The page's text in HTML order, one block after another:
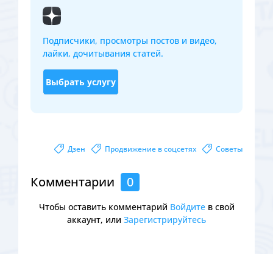
Подписчики, просмотры постов и видео,
лайки, дочитывания статей.
Выбрать услугу
Дзен Продвижение в соцсетях Советы
Комментарии 0
Чтобы оставить комментарий Войдитев свой
аккаунт, или Зарегистрируйтесь